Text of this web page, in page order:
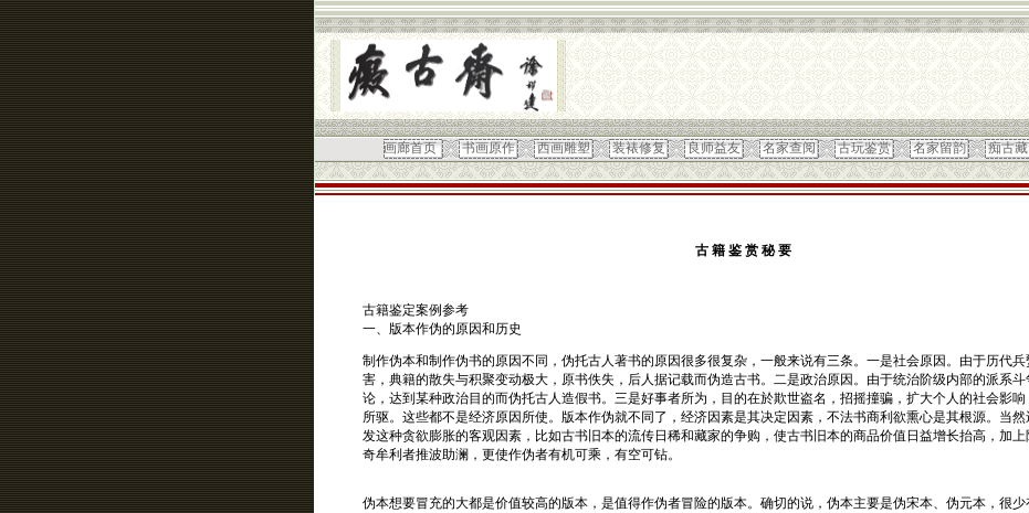
画廊首页 书画原作 西画雕塑 装裱修复 良师益友 名家查阅 古玩鉴赏 名家留韵 痴古
古 籍 鉴 赏 秘 要
古籍鉴定案例参考
一、版本作伪的原因和历史
制作伪本和制作伪书的原因不同，伪托古人著书的原因很多很复杂，一般来说有三条。一是社会原因。由于历代
害，典籍的散失与积聚变动极大，原书佚失，后人据记载而伪造古书。二是政治原因。由于统治阶级内部的派系
论，达到某种政治目的而伪托古人造假书。三是好事者所为，目的在於欺世盗名，招摇撞骗，扩大个人的社会影
所驱。这些都不是经济原因所使。版本作伪就不同了，经济因素是其决定因素，不法书商利欲熏心是其根源。当
发这种贪欲膨胀的客观因素，比如古书旧本的流传日稀和藏家的争购，使古书旧本的商品价值日益增长抬高，加
奇牟利者推波助澜，更使作伪者有机可乘，有空可钻。
伪本想要冒充的大都是价值较高的版本，是值得作伪者冒险的版本。确切的说，伪本主要是伪宋本、伪元本，很少